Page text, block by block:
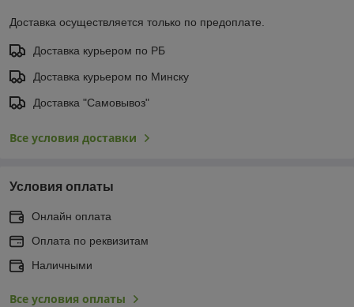
Доставка осуществляется только по предоплате.
Доставка курьером по РБ
Доставка курьером по Минску
Доставка "Самовывоз"
Все условия доставки
Условия оплаты
Онлайн оплата
Оплата по реквизитам
Наличными
Все условия оплаты